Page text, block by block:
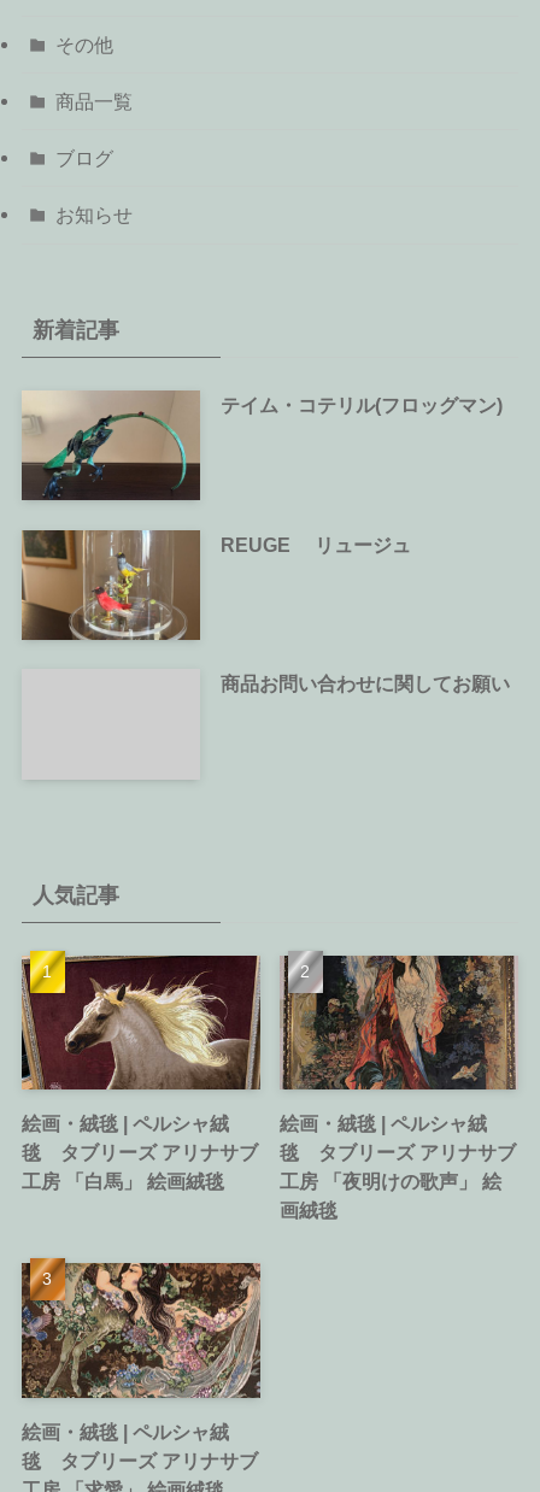
その他
商品一覧
ブログ
お知らせ
新着記事
テイム・コテリル(フロッグマン)
REUGE リュージュ
商品お問い合わせに関してお願い
人気記事
絵画・絨毯 | ペルシャ絨
毯 タブリーズ アリナサブ
工房 「白馬」 絵画絨毯
絵画・絨毯 | ペルシャ絨
毯 タブリーズ アリナサブ
工房 「夜明けの歌声」 絵
画絨毯
絵画・絨毯 | ペルシャ絨
毯 タブリーズ アリナサブ